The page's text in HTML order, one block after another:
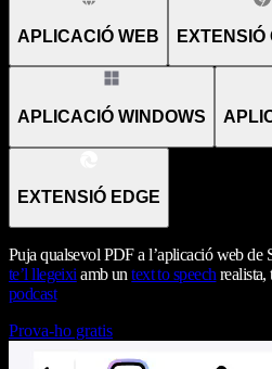
APLICACIÓ WEB EXTENSIÓ
APLICACIÓ WINDOWS
EXTENSIÓ EDGE
Puja qualsevol PDF a l’aplicació web de
te’l llegeixi amb untext to speech realista,
podcast
Prova-ho gratis